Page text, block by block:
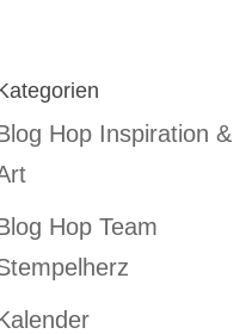
Hop Inspiration &
Hop Team